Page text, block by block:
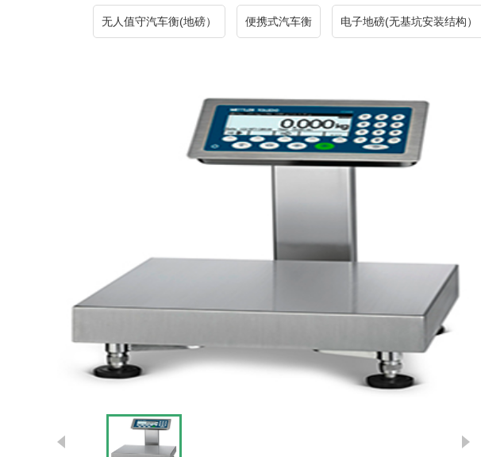
无人值守汽车衡(地磅） 便携式汽车衡 电子地磅(无基坑安装结构）